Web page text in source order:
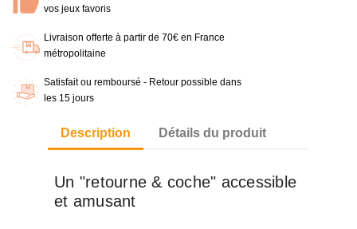
vos jeux favoris
Livraison offerte à partir de 70€ en France
métropolitaine
Satisfait ou remboursé - Retour possible dans
les 15 jours
Description Détails du produit
Un "retourne & coche" accessible
et amusant